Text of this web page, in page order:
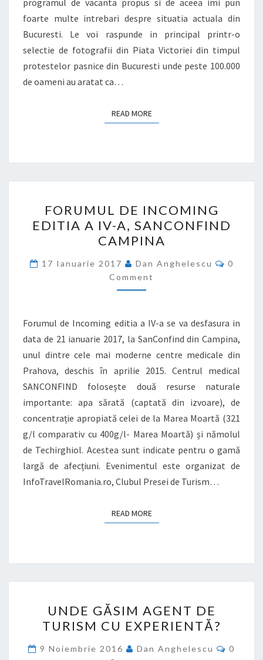
programul de vacanta propus si de aceea imi pun
foarte multe intrebari despre situatia actuala din
Bucuresti. Le voi raspunde in principal printr-o
selectie de fotografii din Piata Victoriei din timpul
protestelor pasnice din Bucuresti unde peste 100.000
de oameni au aratat ca…
READ MOREREAD MORE
DE
INCOMING
EDITIA
A
IV-
A,
CAMPINA
FORUMUL DE INCOMING
EDITIA A IV-A, SANCONFIND
CAMPINA
17 Ianuarie 2017 Dan Anghelescu
0
Comment
Forumul de Incoming editia a IV-a se va desfasura in
data de 21 ianuarie 2017, la SanConfind din Campina,
unul dintre cele mai moderne centre medicale din
Prahova, deschis în aprilie 2015. Centrul medical
SANCONFIND folosește două resurse naturale
importante: apa sărată (captată din izvoare), de
concentrație apropiată celei de la Marea Moartă (321
g/l comparativ cu 400g/l- Marea Moartă) și nămolul
de Techirghiol. Acestea sunt indicate pentru o gamă
largă de afecțiuni. Evenimentul este organizat de
InfoTravelRomania.ro, Clubul Presei de Turism…
READ MOREREAD MORE
GĂSIM
AGENT
DE
UNDE GĂSIM AGENT DE
TURISM CU EXPERIENTĂ?
9 Noiembrie 2016 Dan Anghelescu
0